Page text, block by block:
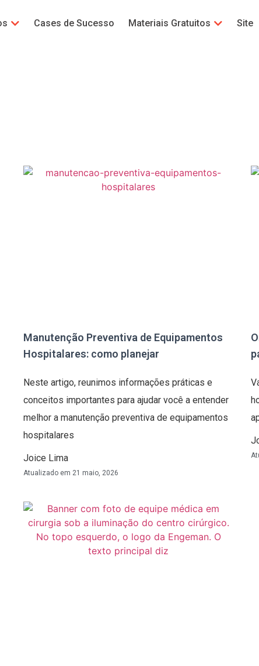
Cases de Sucesso Materiais Gratuitos Site
Manutenção Preventiva de Equipamentos
Hospitalares: como planejar
Neste artigo, reunimos informações práticas e
conceitos importantes para ajudar você a entender
melhor a manutenção preventiva de equipamentos
hospitalares
Joice Lima
Atualizado em 21 maio, 2026